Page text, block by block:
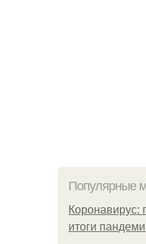
Популярные
Коронавирус:
итоги